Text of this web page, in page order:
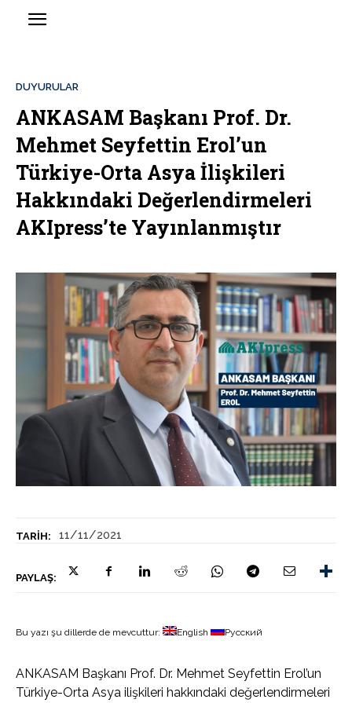
TARIH: 11/11/2021
PAYLAŞ:
DUYURULAR
ANKASAM Başkanı Prof. Dr.
Mehmet Seyfettin Erol’un
Türkiye-Orta Asya İlişkileri
Hakkındaki Değerlendirmeleri
AKIpress’te Yayınlanmıştır
Bu yazı şu dillerde de mevcuttur: English Русский
ANKASAM Başkanı Prof. Dr. Mehmet Seyfettin Erol’un
Türkiye-Orta Asya ilişkileri hakkındaki değerlendirmeleri